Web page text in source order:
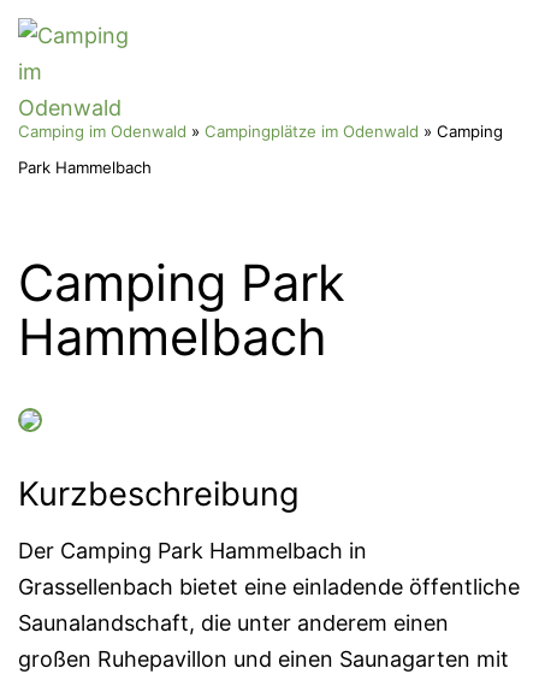
Zum
Camping
im
Odenwald
Camping im Odenwald » Campingplätze im Odenwald » Camping
Park Hammelbach
Camping Park
Hammelbach
Kurzbeschreibung
Der Camping Park Hammelbach in
Grassellenbach bietet eine einladende öffentliche
Saunalandschaft, die unter anderem einen
großen Ruhepavillon und einen Saunagarten mit